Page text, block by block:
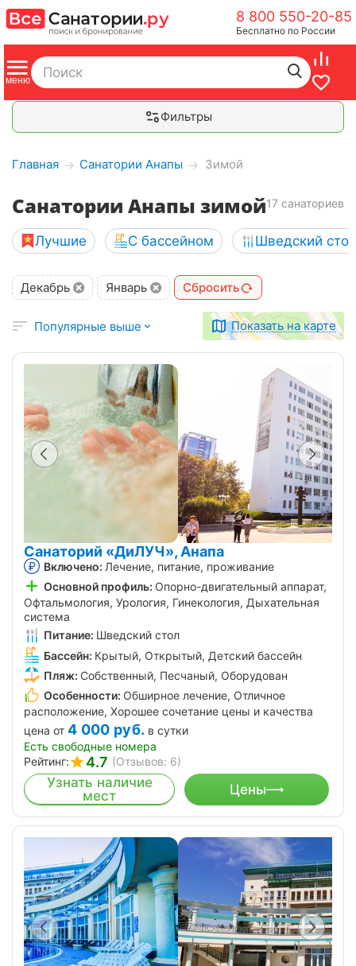
8 800 550-20-85
Бесплатно по России
Фильтры
Главная → Санатории Анапы → Зимой
Санатории Анапы зимой17 санаториев
Лучшие С бассейном Шведский стол
Декабрь Январь Сбросить
Популярные выше Показать на карте
Санаторий «ДиЛУЧ», Анапа
Включено: Лечение, питание, проживание
Основной профиль: Опорно-двигательный аппарат,
Офтальмология, Урология, Гинекология, Дыхательная
система
Питание: Шведский стол
Бассейн: Крытый, Открытый, Детский бассейн
Пляж: Собственный, Песчаный, Оборудован
Особенности: Обширное лечение, Отличное
расположение, Хорошее сочетание цены и качества
цена от 4 000 руб. в сутки
Есть свободные номера
Рейтинг:
4.7 (Отзывов: 6)
Узнать наличие
мест
Цены